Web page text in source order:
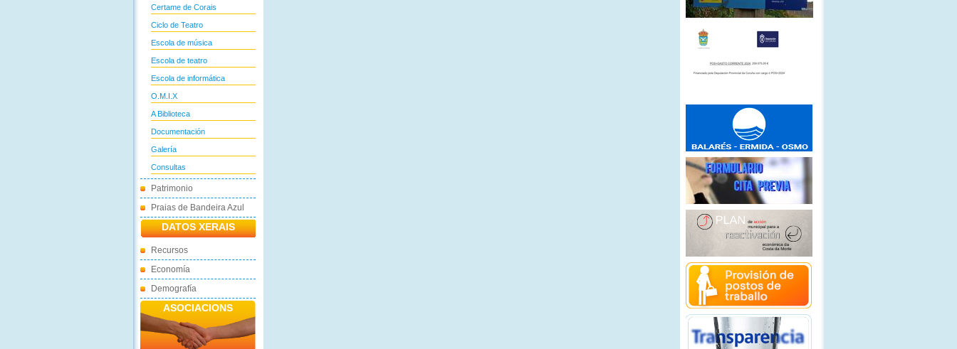
Certame de Corais
Ciclo de Teatro
Escola de música
Escola de teatro
Escola de informática
O.M.I.X
A Biblioteca
Documentación
Galería
Consultas
Patrimonio
Praias de Bandeira Azul
DATOS XERAIS
Recursos
Economía
Demografía
ASOCIACIONS